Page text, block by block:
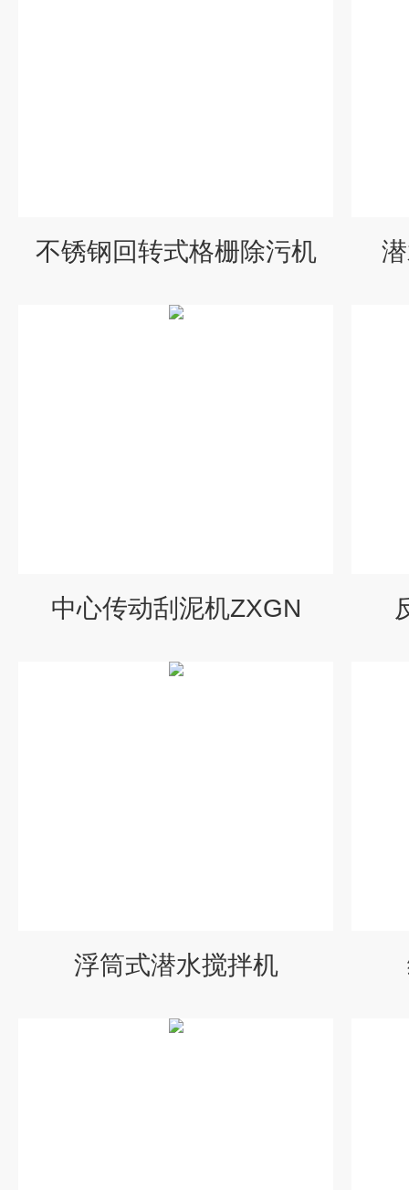
不锈钢回转式格栅除污机
中心传动刮泥机ZXGN
浮筒式潜水搅拌机